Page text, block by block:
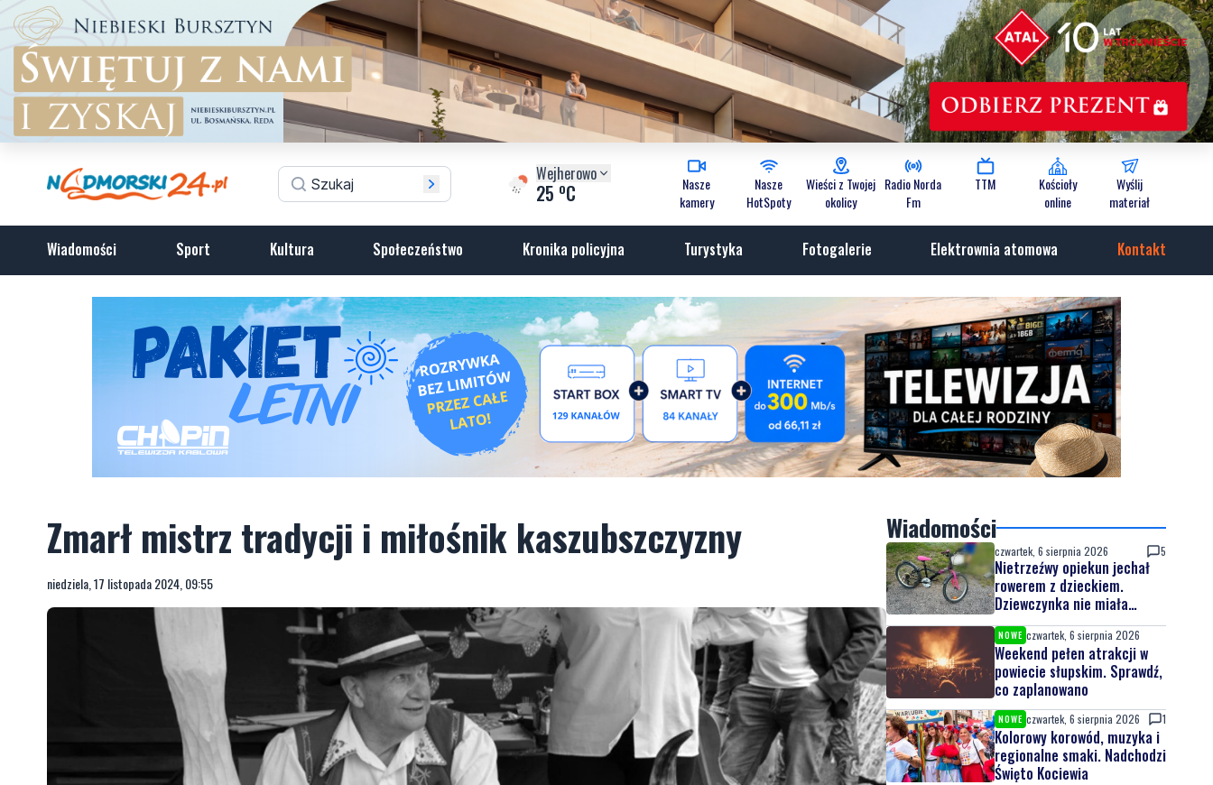
Wejherowo
25 oC
Nasze
kamery
Nasze
HotSpoty
Wieści z Twojej
okolicy
Radio Norda
Fm
TTM
Kościoły
online
Wyślij
materiał
Wiadomości Sport Kultura Społeczeństwo Kronika policyjna Turystyka Fotogalerie Elektrownia atomowa Kontakt
Zmarł mistrz tradycji i miłośnik kaszubszczyzny
niedziela, 17 listopada 2024, 09:55
Wiadomości
czwartek, 6 sierpnia 2026 5
Nietrzeźwy opiekun jechał
rowerem z dzieckiem.
Dziewczynka nie miała
kasku
NOWE czwartek, 6 sierpnia 2026
Weekend pełen atrakcji w
powiecie słupskim. Sprawdź,
co zaplanowano
NOWE czwartek, 6 sierpnia 2026 1
Kolorowy korowód, muzyka i
regionalne smaki. Nadchodzi
Święto Kociewia